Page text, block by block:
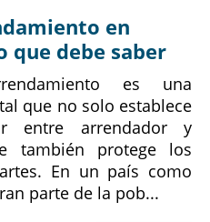
en
que debe saber
es una
que no solo establece
entre arrendador y
también protege los
En un país como
parte de la pob...